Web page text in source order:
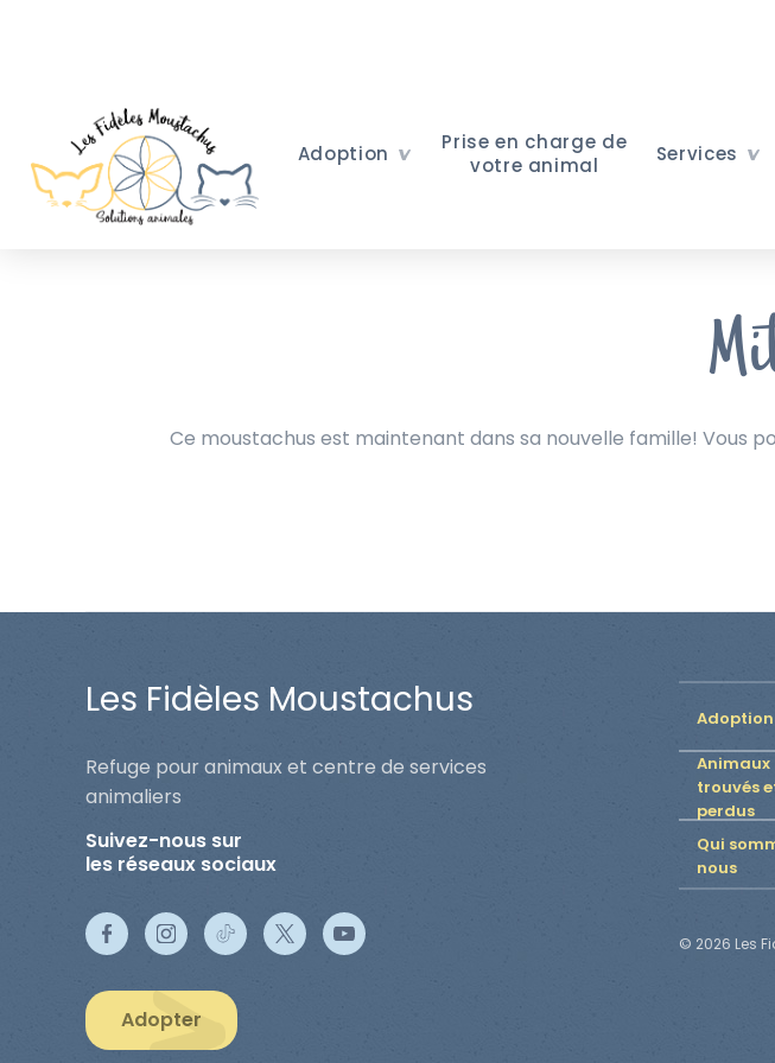
Adoption
Prise en charge de
votre animal
Services
Ce moustachus est maintenant dans sa nouvelle famille! Vous
Les Fidèles Moustachus
Refuge pour animaux et centre de services
animaliers
Suivez-nous sur
les réseaux sociaux
Adopter
Adoption
Animaux
trouvés
perdus
Qui
nous
© 2026 Les